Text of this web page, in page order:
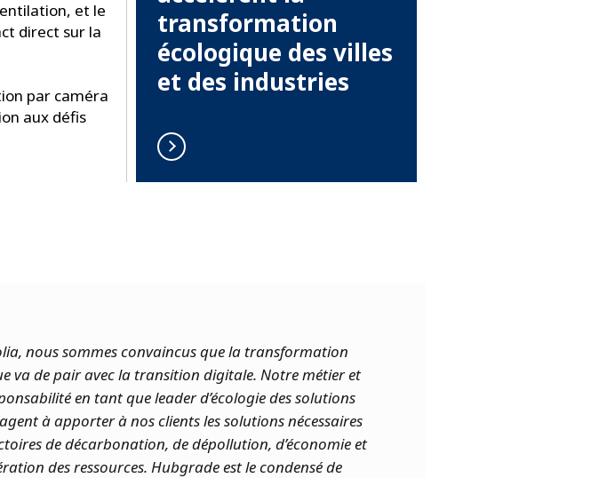
et le
direct sur la
par caméra
aux défis
transformation
écologique des villes
et des industries
nous sommes convaincus que la transformation
va de pair avec la transition digitale. Notre métier et
en tant que leader d’écologie des solutions
à apporter à nos clients les solutions nécessaires
de décarbonation, de dépollution, d’économie et
des ressources. Hubgrade est le condensé de